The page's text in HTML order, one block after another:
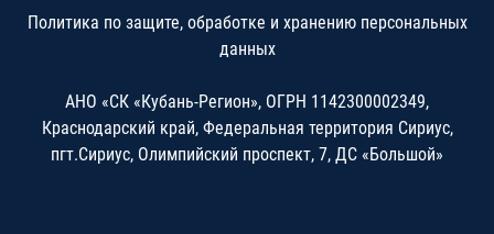
Политика по защите, обработке и хранению персональных
данных
АНО «СК «Кубань-Регион», ОГРН 1142300002349,
Краснодарский край, Федеральная территория Сириус,
пгт.Сириус, Олимпийский проспект, 7, ДС «Большой»